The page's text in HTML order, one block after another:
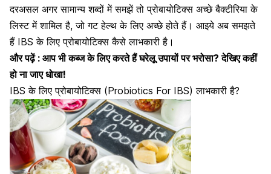
दरअसल अगर सामान्य शब्दों में समझें तो प्रोबायोटिक्स अच्छे बैक्टीरिया के
लिस्ट में शामिल है, जो गट हेल्थ के लिए अच्छे होते हैं। आइये अब समझते
हैं IBS के लिए प्रोबायोटिक्स कैसे लाभकारी है।
और पढ़ें : आप भी कब्ज के लिए करते हैं घरेलू उपायों पर भरोसा? देखिए कहीं
हो ना जाए धोखा!
IBS के लिए प्रोबायोटिक्स (Probiotics For IBS) लाभकारी है?